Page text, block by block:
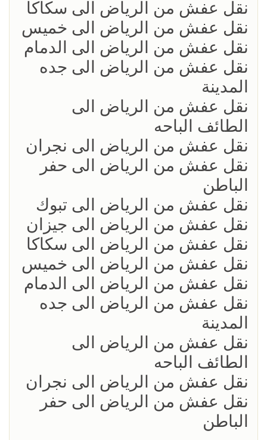
نقل عفش من الرياض الى سكاكا
نقل عفش من الرياض الى خميس
نقل عفش من الرياض الى الدمام
نقل عفش من الرياض الى جده
المدينة
نقل عفش من الرياض الى
الطائف الباحه
نقل عفش من الرياض الى نجران
نقل عفش من الرياض الى حفر
الباطن
نقل عفش من الرياض الى تبوك
نقل عفش من الرياض الى جيزان
نقل عفش من الرياض الى سكاكا
نقل عفش من الرياض الى خميس
نقل عفش من الرياض الى الدمام
نقل عفش من الرياض الى جده
المدينة
نقل عفش من الرياض الى
الطائف الباحه
نقل عفش من الرياض الى نجران
نقل عفش من الرياض الى حفر
الباطن